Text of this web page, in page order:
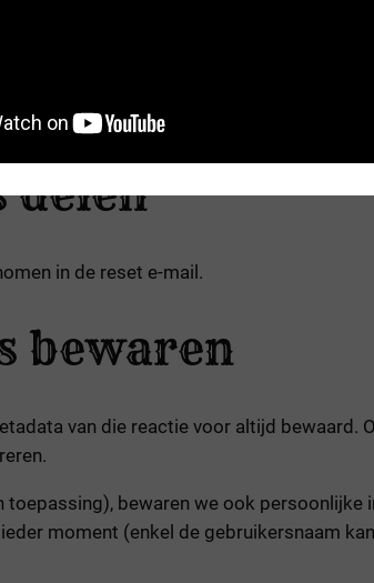
Bijvoorbeeld video’s,
heeft bezocht.
tracking van derde partijen
en ingelogd bent op die website.
delen
in de reset e-mail.
bewaren
van die reactie voor altijd bewaard.
bewaren we ook
moment (enkel de gebruikersnaam